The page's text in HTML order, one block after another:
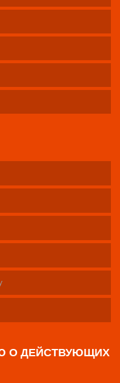
О ДЕЙСТВУЮЩИХ